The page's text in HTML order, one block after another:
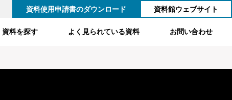
資料使用申請書のダウンロード 資料館ウェブサイト
資料を探す よく見られている資料 お問い合わせ